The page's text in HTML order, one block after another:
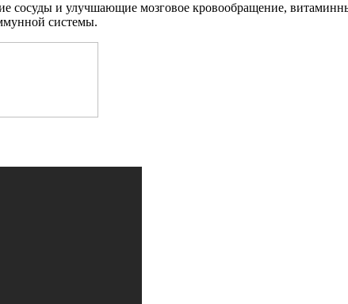
сосуды и улучшающие мозговое кровообращение,
системы.